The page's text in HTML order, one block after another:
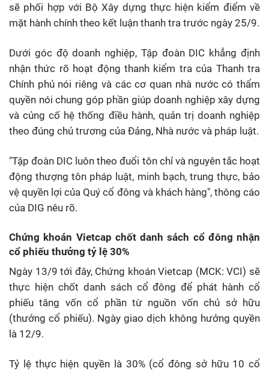
sẽ phối hợp với Bộ Xây dựng thực hiện kiểm điểm về
mặt hành chính theo kết luận thanh tra trước ngày 25/9.
Dưới góc độ doanh nghiệp, Tập đoàn DIC khẳng định
nhận thức rõ hoạt động thanh kiểm tra của Thanh tra
Chính phủ nói riêng và các cơ quan nhà nước có thẩm
quyền nói chung góp phần giúp doanh nghiệp xây dựng
và củng cố hệ thống điều hành, quản trị doanh nghiệp
theo đúng chủ trương của Đảng, Nhà nước và pháp luật.
"Tập đoàn DIC luôn theo đuổi tôn chỉ và nguyên tắc hoạt
động thượng tôn pháp luật, minh bạch, trung thực, bảo
vệ quyền lợi của Quý cổ đông và khách hàng", thông cáo
của DIG nêu rõ.
Chứng khoán Vietcap chốt danh sách cổ đông nhận
cổ phiếu thưởng tỷ lệ 30%
Ngày 13/9 tới đây, Chứng khoán Vietcap (MCK: VCI) sẽ
thực hiện chốt danh sách cổ đông để phát hành cổ
phiếu tăng vốn cổ phần từ nguồn vốn chủ sở hữu
(thưởng cổ phiếu). Ngày giao dịch không hưởng quyền
là 12/9.
Tỷ lệ thực hiện quyền là 30% (cổ đông sở hữu 10 cổ